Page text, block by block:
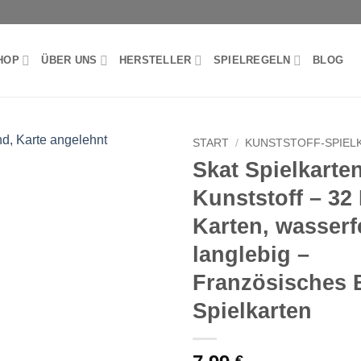
ÜBER UNS HERSTELLER SPIELREGELN BLOG
START / KUNSTSTOFF-
Skat
Kunststoff – 32
Karten,
langlebig –
Französisches
Spielkarten